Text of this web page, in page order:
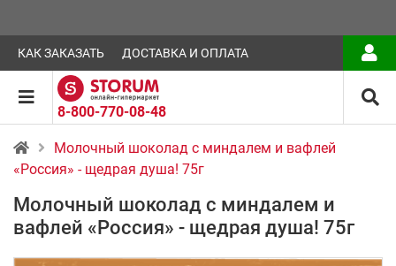
КАК ЗАКАЗАТЬ ДОСТАВКА И ОПЛАТА
8-800-770-08-48
Молочный шоколад с миндалем и вафлей
«Россия» - щедрая душа! 75г
Молочный шоколад с миндалем и
вафлей «Россия» - щедрая душа! 75г